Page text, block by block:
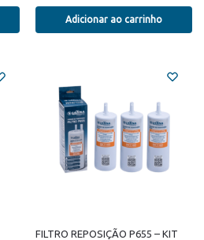
Adicionar ao carrinho
FILTRO REPOSIÇÃO P655 – KIT